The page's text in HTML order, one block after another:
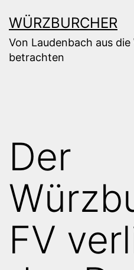
Inhalt
springen
WÜRZBURCHER
Von Laudenbach aus die
betrachten
Der
FV